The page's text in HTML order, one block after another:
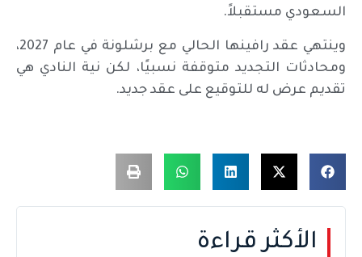
السعودي مستقبلاً.
وينتهي عقد رافينها الحالي مع برشلونة في عام 2027،
ومحادثات التجديد متوقفة نسبيًا، لكن نية النادي هي
تقديم عرض له للتوقيع على عقد جديد.
الأكثر قراءة